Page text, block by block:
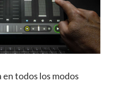
todos los modos